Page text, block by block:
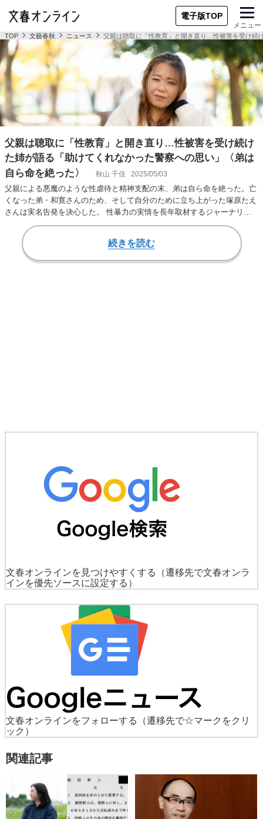
電子版TOP
メニュー
TOP 文藝春秋 ニュース 父親は聴取に「性教育」と開き直り…性被害を受け続
父親は聴取に「性教育」と開き直り…性被害を受け続け
た姉が語る「助けてくれなかった警察への思い」〈弟は
自ら命を絶った〉
秋山 千佳 2025/05/03
父親による悪魔のような性虐待と精神支配の末、弟は自ら命を絶った。亡
くなった弟・和寛さんのため、そして自分のために立ち上がった塚原たえ
さんは実名告発を決心した。 性暴力の実情を長年取材するジャーナリス
トの秋山千佳氏のレ…
続きを読む
文春オンラインを見つけやすくする
（遷移先で文春オンラ
インを優先ソースに設定する）
文春オンラインをフォローする
（遷移先で☆マークをクリ
ック）
関連記事